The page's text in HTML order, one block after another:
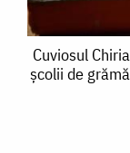
Cuviosul
Chiriac
Cuviosul
școlii de